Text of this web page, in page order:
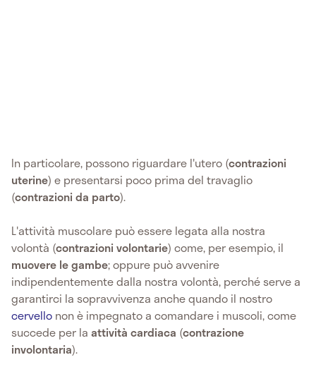
In particolare, possono riguardare l'utero (contrazioni
uterine) e presentarsi poco prima del travaglio
(contrazioni da parto).
L'attività muscolare può essere legata alla nostra
volontà (contrazioni volontarie) come, per esempio, il
muovere le gambe; oppure può avvenire
indipendentemente dalla nostra volontà, perché serve a
garantirci la sopravvivenza anche quando il nostro
cervello non è impegnato a comandare i muscoli, come
succede per la attività cardiaca (contrazione
involontaria).